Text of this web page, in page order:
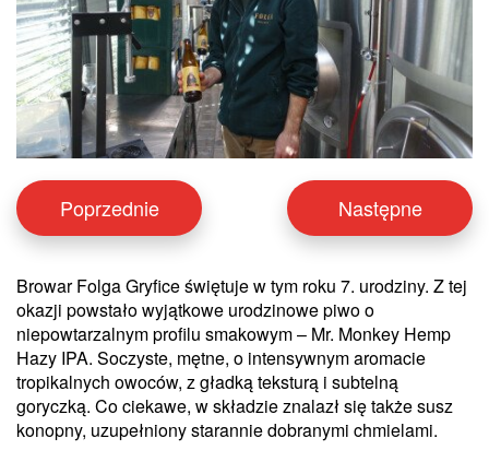
Poprzednie Następne
Browar Folga Gryfice świętuje w tym roku 7. urodziny. Z tej
okazji powstało wyjątkowe urodzinowe piwo o
niepowtarzalnym profilu smakowym – Mr. Monkey Hemp
Hazy IPA. Soczyste, mętne, o intensywnym aromacie
tropikalnych owoców, z gładką teksturą i subtelną
goryczką. Co ciekawe, w składzie znalazł się także susz
konopny, uzupełniony starannie dobranymi chmielami.